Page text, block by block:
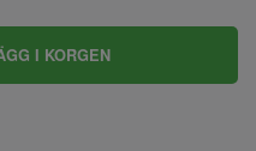
I KORGEN